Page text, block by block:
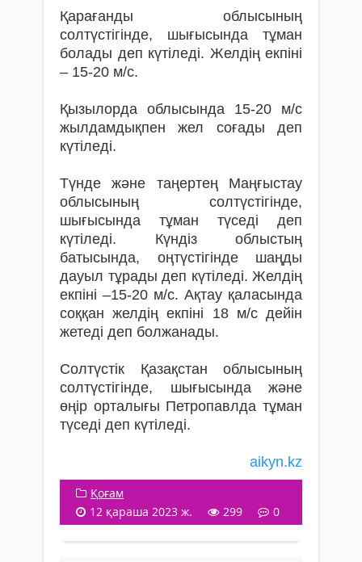
Қарағанды облысының
солтүстігінде, шығысында тұман
болады деп күтіледі. Желдің екпіні
– 15-20 м/с.
Қызылорда облысында 15-20 м/с
жылдамдықпен жел соғады деп
күтіледі.
Түнде және таңертең Маңғыстау
облысының солтүстігінде,
шығысында тұман түседі деп
күтіледі. Күндіз облыстың
батысында, оңтүстігінде шаңды
дауыл тұрады деп күтіледі. Желдің
екпіні –15-20 м/с. Ақтау қаласында
соққан желдің екпіні 18 м/с дейін
жетеді деп болжанады.
Солтүстік Қазақстан облысының
солтүстігінде, шығысында және
өңір орталығы Петропавлда тұман
түседі деп күтіледі.
aikyn.kz
Қоғам
12 қараша 2023 ж.
299 0